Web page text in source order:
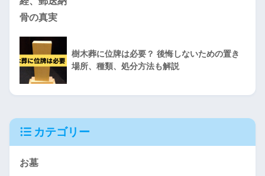
樹木葬に位牌は必要？ 後悔しないための置き
場所、種類、処分方法も解説
カテゴリー
お墓